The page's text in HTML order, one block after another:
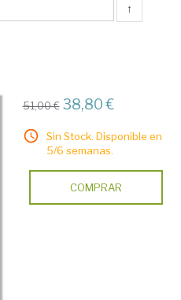
↑
51,00 € 38,80 €
Sin Stock. Disponible en
5/6 semanas.
COMPRAR